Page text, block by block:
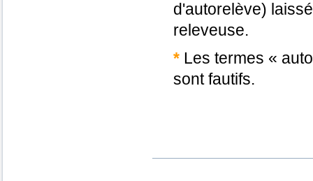
d'autorelève)
releveuse.
* Les termes «
sont fautifs.